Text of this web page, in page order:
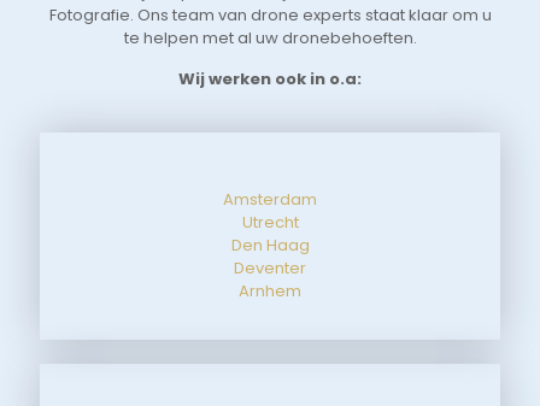
Fotografie. Ons team van drone experts staat klaar om u
te helpen met al uw dronebehoeften.
Wij werken ook in o.a:
Amsterdam
Utrecht
Den Haag
Deventer
Arnhem